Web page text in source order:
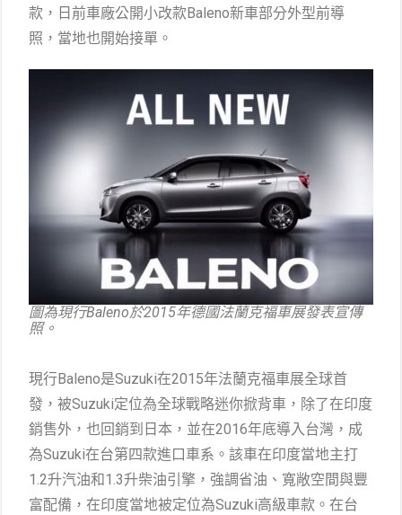
款，日前車廠公開小改款Baleno新車部分外型前導
照，當地也開始接單。
圖為現行Baleno於2015年德國法蘭克福車展發表宣傳
照。
現行Baleno是Suzuki在2015年法蘭克福車展全球首
發，被Suzuki定位為全球戰略迷你掀背車，除了在印度
銷售外，也回銷到日本，並在2016年底導入台灣，成
為Suzuki在台第四款進口車系。該車在印度當地主打
1.2升汽油和1.3升柴油引擎，強調省油、寬敞空間與豐
富配備，在印度當地被定位為Suzuki高級車款。在台